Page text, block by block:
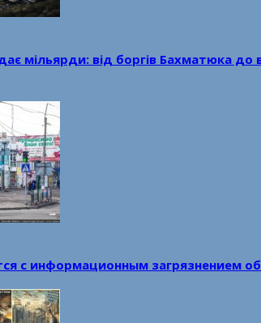
мільярди: від боргів Бахматюка до
с информационным загрязнением